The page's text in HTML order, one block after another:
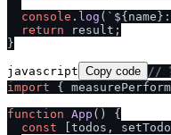
console . log ( ` ${name} :
return result;
javascript Copy code / /
import {
function App ( ) {
const [todos,